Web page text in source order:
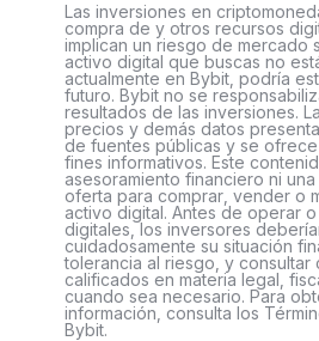
Las inversiones en
compra de y otros recursos
implican un riesgo de mercado
activo digital que buscas no
actualmente en Bybit, podría
futuro. Bybit no se
resultados de las inversiones.
precios y demás datos
de fuentes públicas y se
fines informativos. Este
asesoramiento financiero ni
oferta para comprar, vender o
activo digital. Antes de operar
digitales, los inversores
cuidadosamente su situación
tolerancia al riesgo, y consultar
calificados en materia legal,
cuando sea necesario. Para
información, consulta los
Bybit.